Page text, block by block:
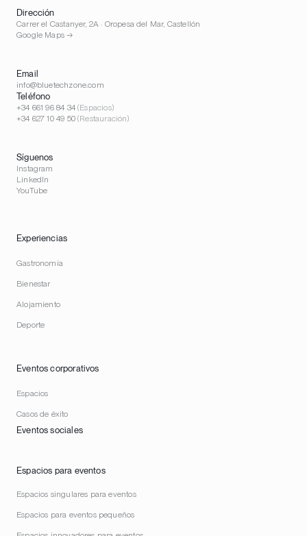
Experiencias
Gastronomía
Bienestar
Alojamiento
Deporte
Eventos corporativos
Espacios
Casos de éxito
Eventos sociales
Espacios para eventos
Espacios singulares para eventos
Espacios para eventos pequeños
Dirección
Carrer el Castanyer, 2A · Oropesa del Mar, Castellón
Google Maps →
Email
info@bluetechzone.com
Teléfono
+34 661 96 84 34(Espacios)
+34 627 10 49 50(Restauración)
Síguenos
Instagram
LinkedIn
YouTube